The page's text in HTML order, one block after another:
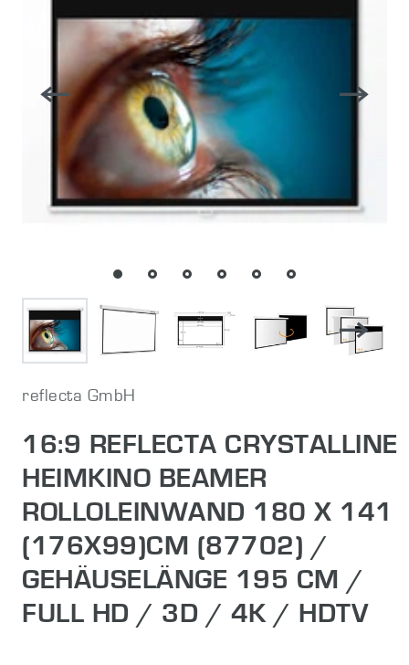
reflecta GmbH
16:9 REFLECTA CRYSTALLINE
HEIMKINO BEAMER
ROLLOLEINWAND 180 X 141
(176X99)CM (87702) /
GEHÄUSELÄNGE 195 CM /
FULL HD / 3D / 4K / HDTV